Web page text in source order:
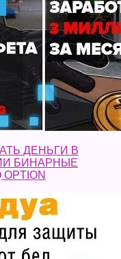
ДЕНЬГИ В
БИНАРНЫЕ